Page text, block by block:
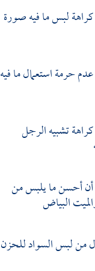
لبس ما فيه صورة
حرمة استعمال ما فيه
تشبيه الرجل
أحسن ما يلبس من
البياض
من لبس السواد للحزن